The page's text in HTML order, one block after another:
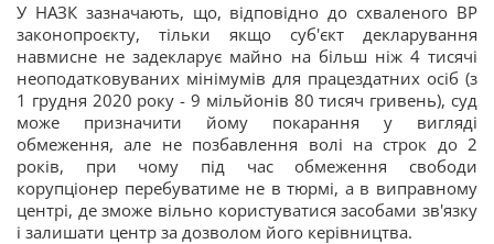
У НАЗК зазначають, що, відповідно до схваленого ВР
законопроєкту, тільки якщо суб'єкт декларування
навмисне не задекларує майно на більш ніж 4 тисячі
неоподатковуваних мінімумів для працездатних осіб (з
1 грудня 2020 року - 9 мільйонів 80 тисяч гривень), суд
може призначити йому покарання у вигляді
обмеження, але не позбавлення волі на строк до 2
років, при чому під час обмеження свободи
корупціонер перебуватиме не в тюрмі, а в виправному
центрі, де зможе вільно користуватися засобами зв'язку
і залишати центр за дозволом його керівництва.